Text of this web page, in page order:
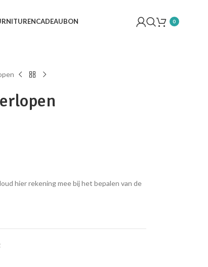
CADEAUBON 0
hier rekening mee bij het bepalen van de